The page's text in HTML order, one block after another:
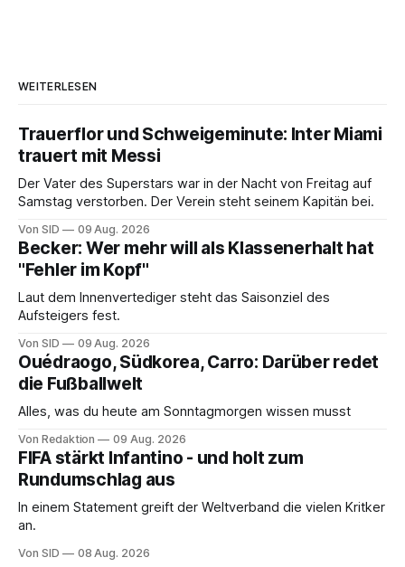
WEITERLESEN
Trauerflor und Schweigeminute: Inter Miami
trauert mit Messi
Der Vater des Superstars war in der Nacht von Freitag auf
Samstag verstorben. Der Verein steht seinem Kapitän bei.
Von SID 09 Aug. 2026
Becker: Wer mehr will als Klassenerhalt hat
"Fehler im Kopf"
Laut dem Innenvertediger steht das Saisonziel des
Aufsteigers fest.
Von SID 09 Aug. 2026
Ouédraogo, Südkorea, Carro: Darüber redet
die Fußballwelt
Alles, was du heute am Sonntagmorgen wissen musst
Von Redaktion 09 Aug. 2026
FIFA stärkt Infantino - und holt zum
Rundumschlag aus
In einem Statement greift der Weltverband die vielen Kritker
an.
Von SID 08 Aug. 2026